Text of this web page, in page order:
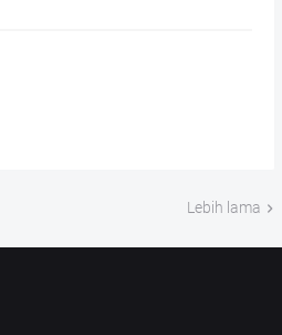
Lebih lama